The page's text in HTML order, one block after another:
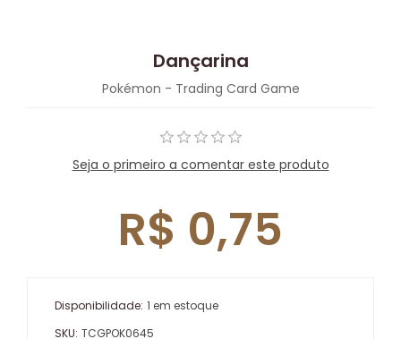
Dançarina
Pokémon - Trading Card Game
Seja o primeiro a comentar este produto
R$ 0,75
Disponibilidade: 1 em estoque
SKU: TCGPOK0645